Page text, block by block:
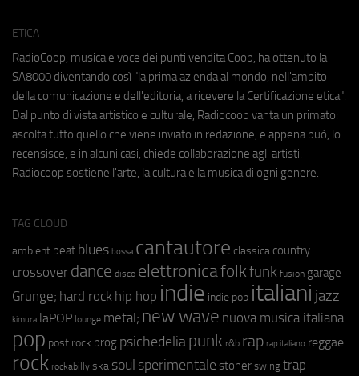
ETICA
RadioCoop, musica e voce dei punti vendita Coop, ha ottenuto la
SA8000 diventando così "la prima azienda al mondo, nell'ambito
della comunicazione e dell'editoria, a ricevere la Certificazione etica".
Dal punto di vista artistico e culturale, Radiocoop vanta un primato:
ascolta tutto quello che viene inviato in redazione, e appena può, lo
recensisce, e in alcuni casi, chiede collaborazione agli artisti.
Radiocoop sostiene l'arte, la cultura e la musica di ogni genere.
TAG CLOUD
ambient beat blues bossa cantautore classica country
crossover dance disco elettronicafolkfunk fusion garage
Grunge; hard rock hip hop indie indie pop italiani jazz
kimura laPOP lounge metal; new wave nuova musica italiana
pop post rock prog psichedeliapunk r&b rap rap italiano reggae
rock rockabilly ska soul sperimentale stoner swing trap